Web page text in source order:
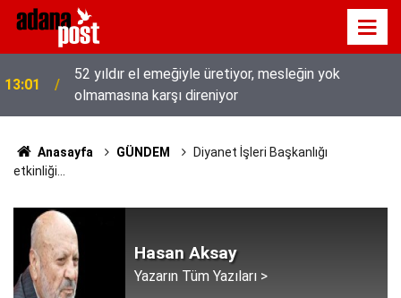
13:01
52 yıldır el emeğiyle üretiyor, mesleğin yok
olmamasına karşı direniyor
Anasayfa GÜNDEM
Diyanet İşleri Başkanlığı
etkinliği...
Hasan Aksay
Yazarın Tüm Yazıları >